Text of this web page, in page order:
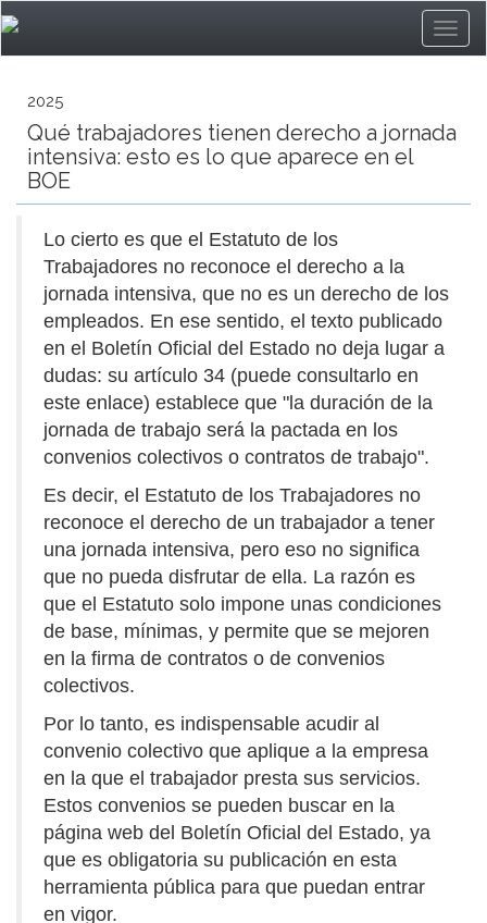
2025
Qué trabajadores tienen derecho a jornada
intensiva: esto es lo que aparece en el
BOE
Lo cierto es que el Estatuto de los
Trabajadores no reconoce el derecho a la
jornada intensiva, que no es un derecho de los
empleados. En ese sentido, el texto publicado
en el Boletín Oficial del Estado no deja lugar a
dudas: su artículo 34 (puede consultarlo en
este enlace) establece que "la duración de la
jornada de trabajo será la pactada en los
convenios colectivos o contratos de trabajo".
Es decir, el Estatuto de los Trabajadores no
reconoce el derecho de un trabajador a tener
una jornada intensiva, pero eso no significa
que no pueda disfrutar de ella. La razón es
que el Estatuto solo impone unas condiciones
de base, mínimas, y permite que se mejoren
en la firma de contratos o de convenios
colectivos.
Por lo tanto, es indispensable acudir al
convenio colectivo que aplique a la empresa
en la que el trabajador presta sus servicios.
Estos convenios se pueden buscar en la
página web del Boletín Oficial del Estado, ya
que es obligatoria su publicación en esta
herramienta pública para que puedan entrar
en vigor.